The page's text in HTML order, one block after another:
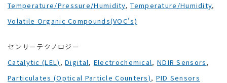
Temperature/Pressure/Humidity,Temperature/Humidity,
Volatile Organic Compounds(VOC’s)
センサーテクノロジー
Catalytic (LEL) ,Digital, Electrochemical, NDIR Sensors ,
Particulates (Optical Particle Counters), PID Sensors